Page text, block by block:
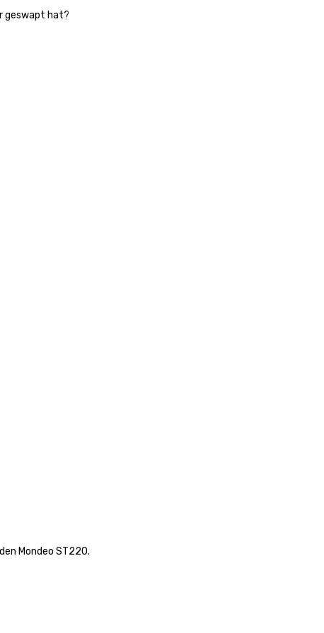
geswapt hat?
Mondeo ST220.